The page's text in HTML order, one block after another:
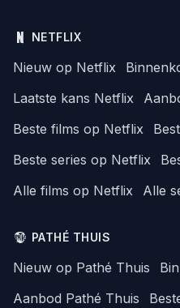
NETFLIX
Nieuw op Netflix
Laatste kans Netflix
Beste films op Netflix
Beste series op Netflix
Alle films op Netflix
Alle
PATHÉ THUIS
Nieuw op Pathé Thuis
Aanbod Pathé Thuis